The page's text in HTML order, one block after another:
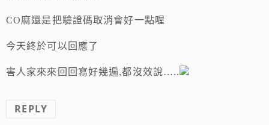
CO麻還是把驗證碼取消會好一點喔
今天終於可以回應了
害人家來來回回寫好幾遍,都沒效說…..
REPLY